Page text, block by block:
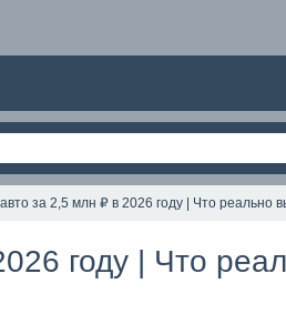
за 2,5 млн ₽ в 2026 году | Что реально
году | Что